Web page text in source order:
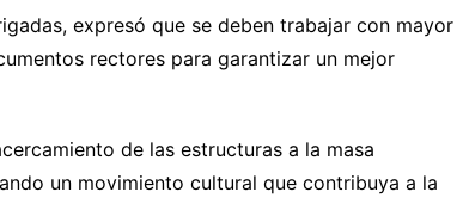
expresó que se deben trabajar con mayor
rectores para garantizar un mejor
de las estructuras a la masa
un movimiento cultural que contribuya a la